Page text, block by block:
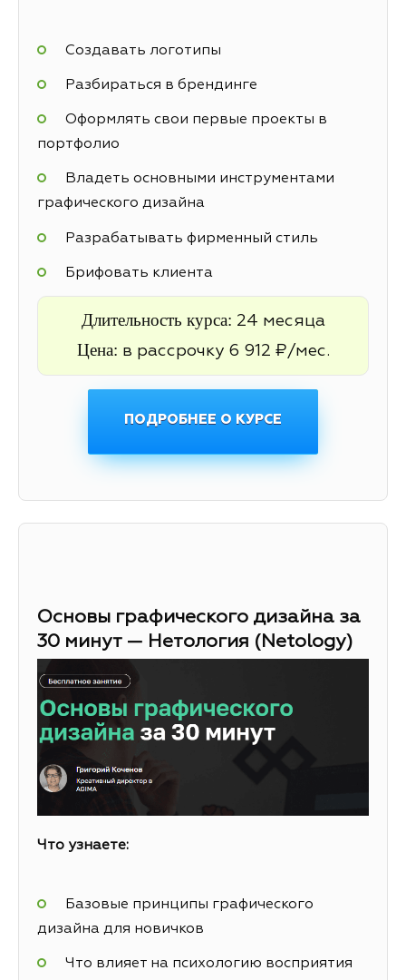
Создавать логотипы
Разбираться в брендинге
Оформлять свои первые проекты в
портфолио
Владеть основными инструментами
графического дизайна
Разрабатывать фирменный стиль
Брифовать клиента
Длительность курса: 24 месяца
Цена: в рассрочку 6 912 ₽/мес.
ПОДРОБНЕЕ О КУРСЕ
Основы графического дизайна за
30 минут — Нетология (Netology)
Что узнаете:
Базовые принципы графического
дизайна для новичков
Что влияет на психологию восприятия